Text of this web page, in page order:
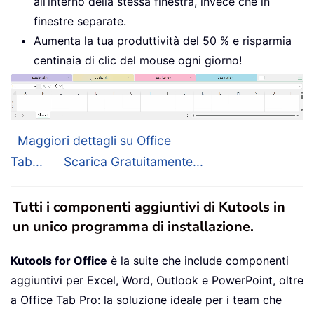
finestre separate.
Aumenta la tua produttività del 50 % e risparmia
centinaia di clic del mouse ogni giorno!
Maggiori dettagli su Office
Tab...
Scarica Gratuitamente...
Tutti i componenti aggiuntivi di Kutools in
un unico programma di installazione.
Kutools for Office è la suite che include componenti
aggiuntivi per Excel, Word, Outlook e PowerPoint, oltre
a Office Tab Pro: la soluzione ideale per i team che